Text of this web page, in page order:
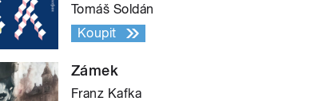
Tomáš Soldán
Koupit
Zámek
Franz Kafka